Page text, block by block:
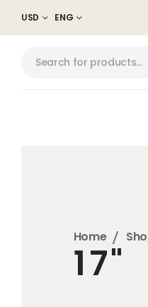
USD ENG
Home
17"